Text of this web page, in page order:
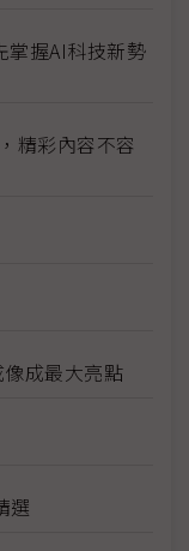
掌握AI科技新勢
精彩內容不容
成最大亮點
選